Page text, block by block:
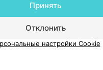
улица Толбухина, 2, пом. 16 |
ВЫ ВЛАДЕЛЕЦ?
Отклонить
Принять
настройки Cookie